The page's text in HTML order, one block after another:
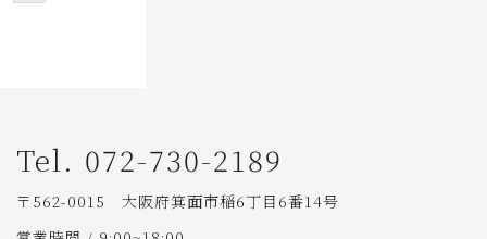
Tel. 072-730-2189
〒562-0015 大阪府箕面市稲6丁目6番14号